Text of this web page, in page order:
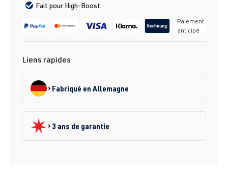
Fait pour High-Boost
Paiement
anticipé
Liens rapides
Fabriqué en Allemagne
3 ans de garantie